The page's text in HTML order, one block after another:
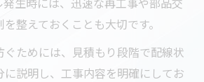
整えておくことも大切です。
ぐためには、見積もり段階で配線状
説明し、工事内容を明確にしてお